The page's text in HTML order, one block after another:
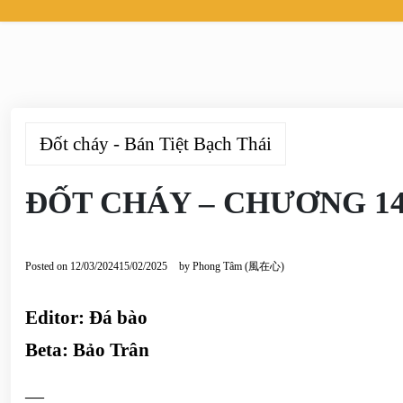
Đốt cháy - Bán Tiệt Bạch Thái
ĐỐT CHÁY – CHƯƠNG
Posted on 12/03/202415/02/2025 by Phong Tâm (風在心)
Editor: Đá bào
Beta: Bảo Trân
—